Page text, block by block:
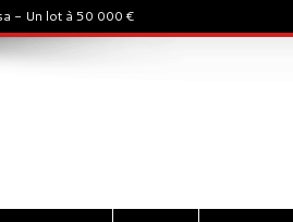
- Un lot à 50 000 €